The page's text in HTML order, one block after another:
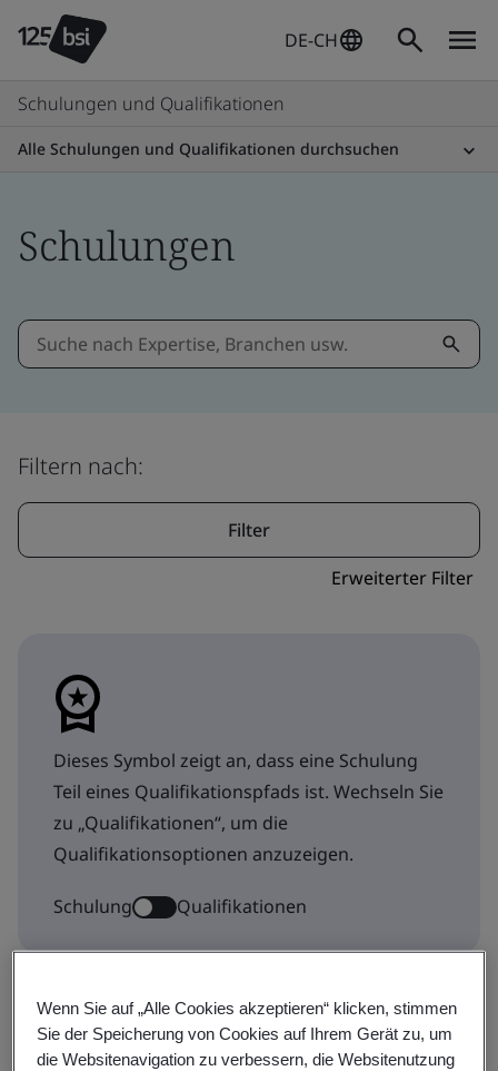
DE-CH
Schulungen und Qualifikationen
Alle Schulungen und Qualifikationen durchsuchen
Schulungen
Filtern nach:
Filter
Erweiterter Filter
Dieses Symbol zeigt an, dass eine Schulung
Teil eines Qualifikationspfads ist. Wechseln Sie
zu „Qualifikationen“, um die
Qualifikationsoptionen anzuzeigen.
Schulung Qualifikationen
Anzeige 1-9 von 12 Ergebnisse
Wenn Sie auf „Alle Cookies akzeptieren“ klicken, stimmen
Sie der Speicherung von Cookies auf Ihrem Gerät zu, um
die Websitenavigation zu verbessern, die Websitenutzung